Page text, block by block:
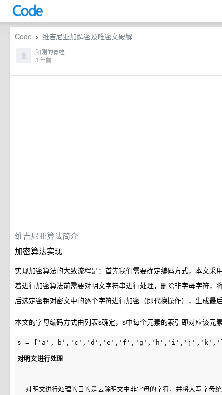
Code › 维吉尼亚加解密及唯密文破解
阳刚的青蛙
3 年前
维吉尼亚算法简介
加密算法实现
实现加密算法的大致流程是：首先我们需要确定编码方式，本文采
着进行加密算法前需要对明文字符串进行处理，删除非字母字符，
后选定密钥对密文中的逐个字符进行加密（即代换操作），生成最
本文的字母编码方式由列表s确定，s中每个元素的索引即对应该元
对明文进行处理
对明文进行处理的目的是去除明文中非字母的字符，并将大写字母